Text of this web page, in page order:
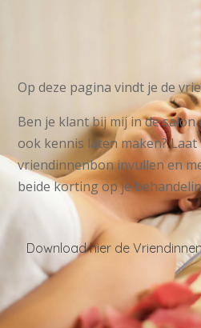
Op deze pagina vindt je de
Ben je klant bij mij in de salon
ook kennis laten maken? Laat
vriendinnenbon invullen en
beide korting op je
Download hier de